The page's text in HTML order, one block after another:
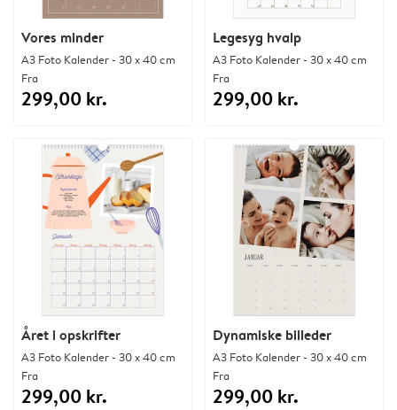
Vores minder
A3 Foto Kalender - 30 x 40 cm
Fra
299,00 kr.
Legesyg hvalp
A3 Foto Kalender - 30 x 40 cm
Fra
299,00 kr.
Året i opskrifter
A3 Foto Kalender - 30 x 40 cm
Fra
299,00 kr.
Dynamiske billeder
A3 Foto Kalender - 30 x 40 cm
Fra
299,00 kr.